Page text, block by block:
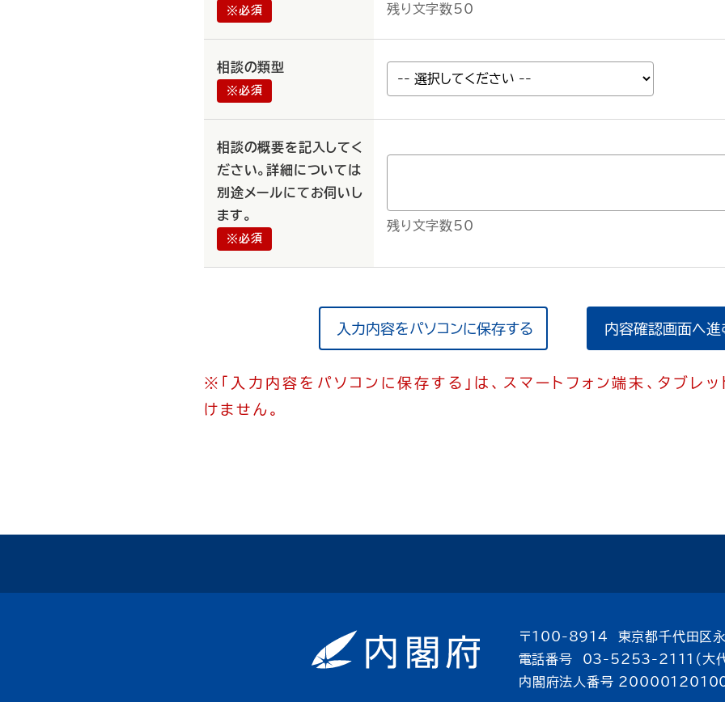
※必須 残り文字数50
相談の類型
※必須
相談の概要を記入してく
ださい。詳細については
別途メールにてお伺いし
ます。
※必須
残り文字数50
※「入力内容をパソコンに保存する」は、スマートフォン端末、タブレ
けません。
〒100-8914 東京都千代田区
電話番号 03-5253-2111（大代
内閣府法人番号